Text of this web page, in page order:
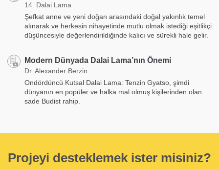
14. Dalai Lama
Şefkat anne ve yeni doğan arasındaki doğal yakınlık temel
alınarak ve herkesin nihayetinde mutlu olmak istediği eşitlikçi
düşüncesiyle değerlendirildiğinde kalıcı ve sürekli hale gelir.
Modern Dünyada Dalai Lama’nın Önemi
Dr. Alexander Berzin
Ondördüncü Kutsal Dalai Lama: Tenzin Gyatso, şimdi
dünyanın en popüler ve halka mal olmuş kişilerinden olan
sade Budist rahip.
Projeyi desteklemek ister misiniz?